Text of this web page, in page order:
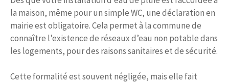
la maison, même pour un simple WC, une déclaration en
mairie est obligatoire. Cela permet à la commune de
connaître l’existence de réseaux d’eau non potable dans
les logements, pour des raisons sanitaires et de sécurité.
Cette formalité est souvent négligée, mais elle fait